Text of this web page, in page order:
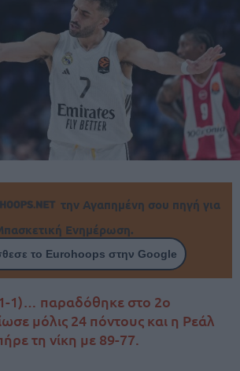
την Αγαπημένη σου πηγή για
Ενημέρωση.
το Eurohoops στην Google
1)… παραδόθηκε στο 2ο
μόλις 24 πόντους και η Ρεάλ
τη νίκη με 89-77.